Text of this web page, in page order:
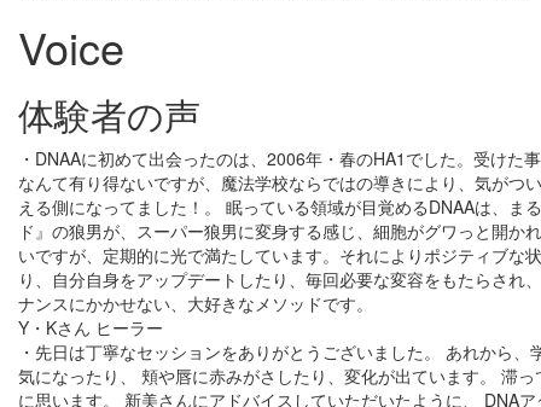
Voice
体験者の声
・DNAAに初めて出会ったのは、2006年・春のHA1でした。受けた
なんて有り得ないですが、魔法学校ならではの導きにより、気がつ
える側になってました！。 眠っている領域が目覚めるDNAAは、ま
ド』の狼男が、スーパー狼男に変身する感じ、細胞がグワっと開か
いですが、定期的に光で満たしています。それによりポジティブな
り、自分自身をアップデートしたり、毎回必要な変容をもたらされ
ナンスにかかせない、大好きなメソッドです。
Y・Kさん ヒーラー
・先日は丁寧なセッションをありがとうございました。 あれから、
気になったり、 頬や唇に赤みがさしたり、変化が出ています。 滞
に思います。 新美さんにアドバイスしていただいたように、 DNA